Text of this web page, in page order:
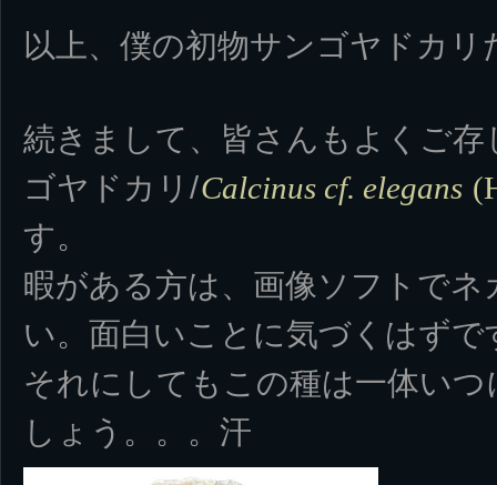
以上、僕の初物サンゴヤドカリ
続きまして、皆さんもよくご存
ゴヤドカリ/Calcinus cf. elegans
す。
暇がある方は、画像ソフトで
い。面白いことに気づくはずで
それにしてもこの種は一体い
しょう。。。汗